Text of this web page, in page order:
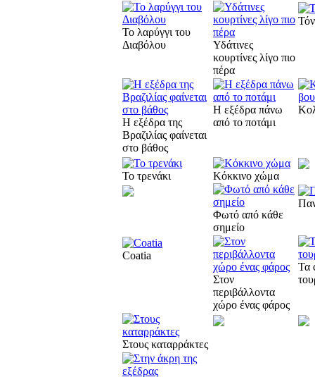
Το λαρύγγι του
Διαβόλου
Υδάτινες
κουρτίνες λίγο πιο
πέρα
Η εξέδρα της
Βραζιλίας φαίνεται
στο βάθος
Η εξέδρα πάνω
από το ποτάμι
Το τρενάκι Κόκκινο χώμα
Φωτό από κάθε
σημείο
Coatia
Στον
περιβάλλοντα
χώρο ένας φάρος
Τα
Στους καταρράκτες